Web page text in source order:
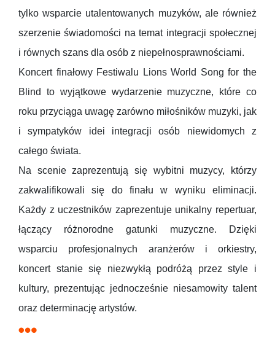
tylko wsparcie utalentowanych muzyków, ale również
szerzenie świadomości na temat integracji społecznej
i równych szans dla osób z niepełnosprawnościami.
Koncert finałowy Festiwalu Lions World Song for the
Blind to wyjątkowe wydarzenie muzyczne, które co
roku przyciąga uwagę zarówno miłośników muzyki, jak
i sympatyków idei integracji osób niewidomych z
całego świata.
Na scenie zaprezentują się wybitni muzycy, którzy
zakwalifikowali się do finału w wyniku eliminacji.
Każdy z uczestników zaprezentuje unikalny repertuar,
łączący różnorodne gatunki muzyczne. Dzięki
wsparciu profesjonalnych aranżerów i orkiestry,
koncert stanie się niezwykłą podróżą przez style i
kultury, prezentując jednocześnie niesamowity talent
oraz determinację artystów.